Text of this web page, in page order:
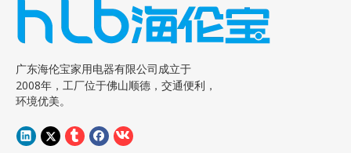
广东海伦宝家用电器有限公司成立于
2008年，工厂位于佛山顺德，交通便利，
环境优美。